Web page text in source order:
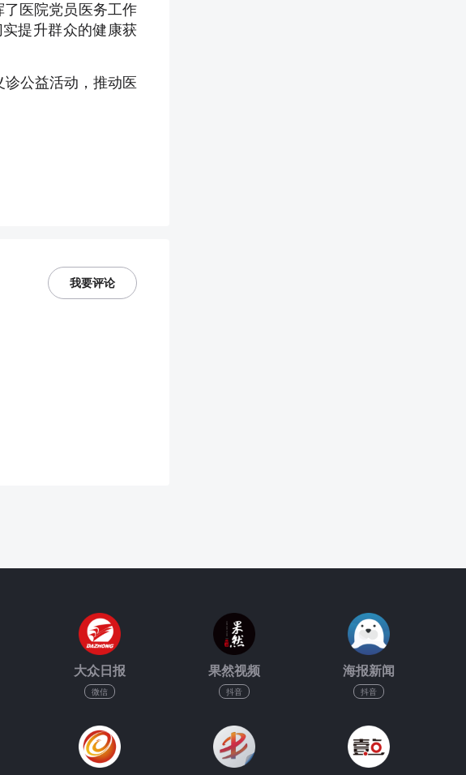
了医院党员医务工作
提升群众的健康获
公益活动，推动医
我要评论
大众日报
微信
果然视频
抖音
海报新闻
抖音